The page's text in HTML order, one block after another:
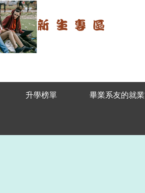
升學榜單 畢業系友的就